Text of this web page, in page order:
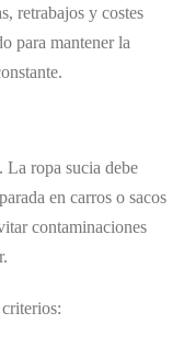
retrabajos y costes
para mantener la
La ropa sucia debe
en carros o sacos
contaminaciones